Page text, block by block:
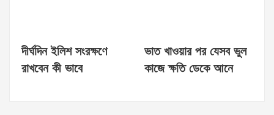
দীর্ঘদিন ইলিশ সংরক্ষণে
রাখবেন কী ভাবে
ভাত খাওয়ার পর যেসব ভুল
কাজে ক্ষতি ডেকে আনে